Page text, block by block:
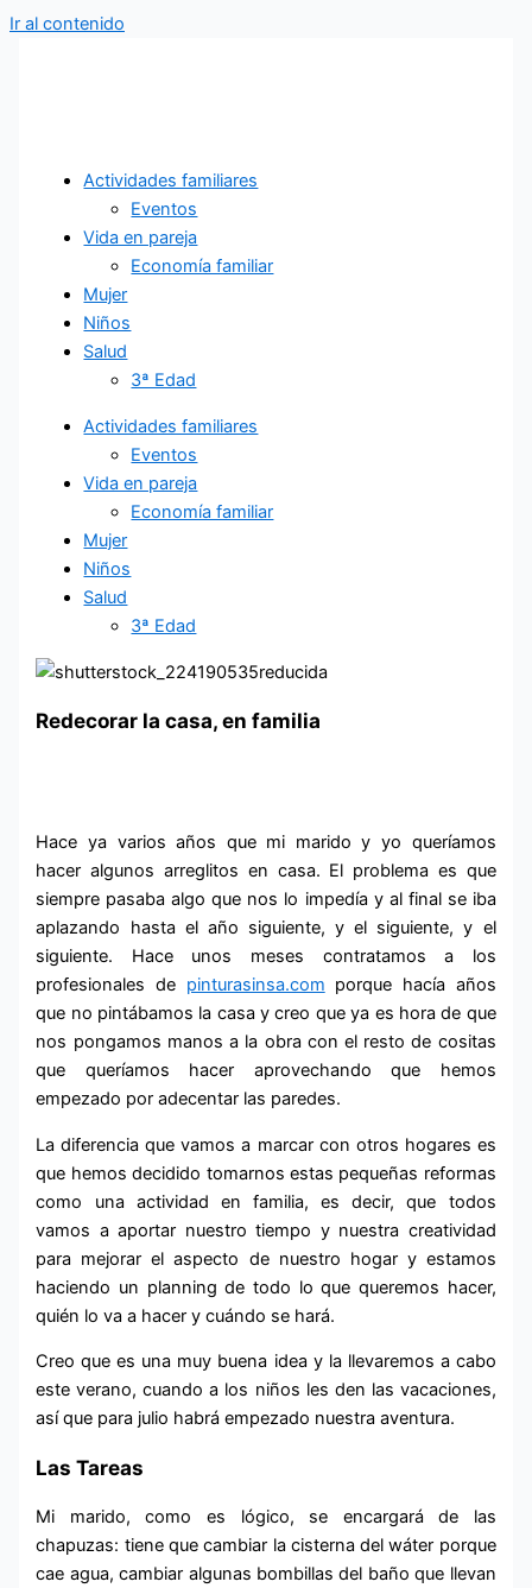
Ir al contenido
Actividades familiares
Eventos
Vida en pareja
Economía familiar
Mujer
Niños
Salud
3ª Edad
Actividades familiares
Eventos
Vida en pareja
Economía familiar
Mujer
Niños
Salud
3ª Edad
Redecorar la casa, en familia
Hace ya varios años que mi marido y yo queríamos
hacer algunos arreglitos en casa. El problema es que
siempre pasaba algo que nos lo impedía y al final se iba
aplazando hasta el año siguiente, y el siguiente, y el
siguiente. Hace unos meses contratamos a los
profesionales de pinturasinsa.com porque hacía años
que no pintábamos la casa y creo que ya es hora de que
nos pongamos manos a la obra con el resto de cositas
que queríamos hacer aprovechando que hemos
empezado por adecentar las paredes.
La diferencia que vamos a marcar con otros hogares es
que hemos decidido tomarnos estas pequeñas reformas
como una actividad en familia, es decir, que todos
vamos a aportar nuestro tiempo y nuestra creatividad
para mejorar el aspecto de nuestro hogar y estamos
haciendo un planning de todo lo que queremos hacer,
quién lo va a hacer y cuándo se hará.
Creo que es una muy buena idea y la llevaremos a cabo
este verano, cuando a los niños les den las vacaciones,
así que para julio habrá empezado nuestra aventura.
Las Tareas
Mi marido, como es lógico, se encargará de las
chapuzas: tiene que cambiar la cisterna del wáter porque
cae agua, cambiar algunas bombillas del baño que llevan